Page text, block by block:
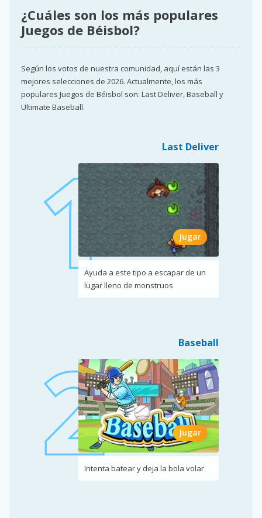
¿Cuáles son los más populares
Juegos de Béisbol?
Según los votos de nuestra comunidad, aquí están las 3
mejores selecciones de 2026. Actualmente, los más
populares Juegos de Béisbol son: Last Deliver, Baseball y
Ultimate Baseball.
Last Deliver
Jugar
Ayuda a este tipo a escapar de un
lugar lleno de monstruos
Baseball
Jugar
Intenta batear y deja la bola volar